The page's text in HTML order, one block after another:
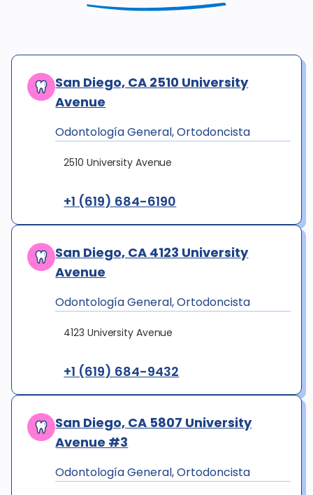
San Diego, CA 2510 University
Avenue
Odontología General, Ortodoncista
2510 University Avenue
+1 (619) 684-6190
San Diego, CA 4123 University
Avenue
Odontología General, Ortodoncista
4123 University Avenue
+1 (619) 684-9432
San Diego, CA 5807 University
Avenue #3
Odontología General, Ortodoncista